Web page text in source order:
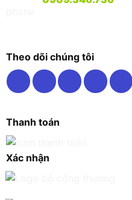
Theo dõi chúng tôi
Thanh toán
Xác nhận